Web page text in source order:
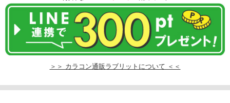
＞＞ カラコン通販ラブリットについて ＜＜